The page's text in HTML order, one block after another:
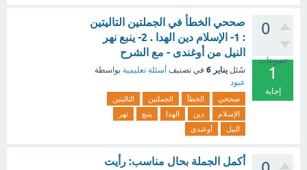
0
تصويتات
1
إجابة
صححي الخطأ في الجملتين التاليتين
: 1- الإسلام دين الهدا . 2- ينبع نهر
النيل من أوغندى - مع الشرح
سُئل يناير 6 في تصنيف أسئلة تعليمية بواسطة
عبود
صححي الخطأ الجملتين
التاليتين
الإسلام
دين الهدا ينبع
نهر
النيل
أوغندى
أكمل الجملة بحال مناسب: رأيت